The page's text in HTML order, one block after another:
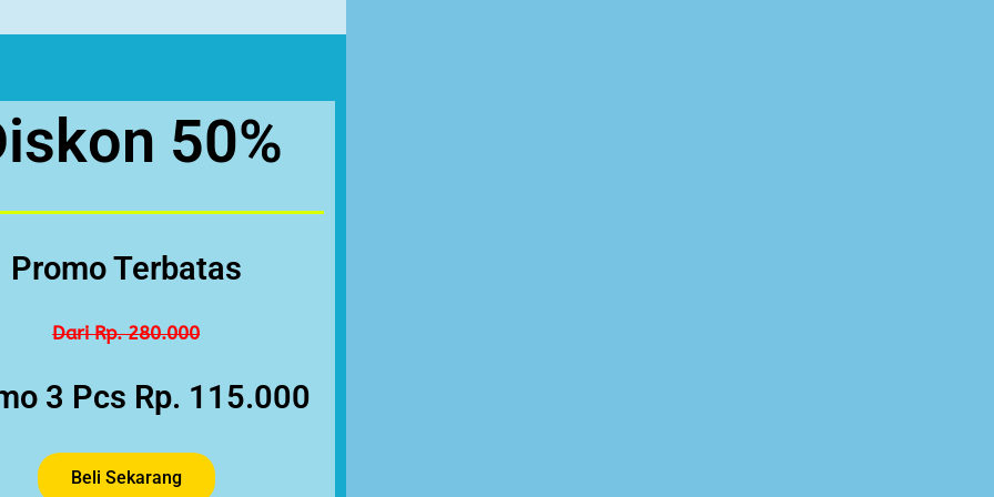
50%
Promo Terbatas
Dari Rp. 280.000
3 Pcs Rp. 115.000
Beli Sekarang